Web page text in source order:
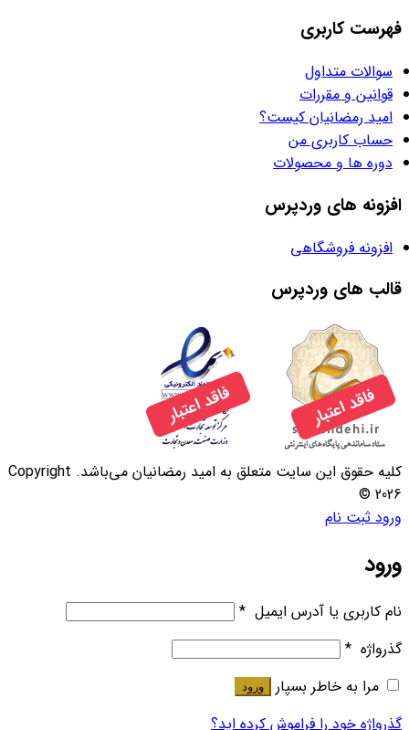
فهرست کاربری
سوالات متداول
قوانین و مقررات
امید رمضانیان کیست؟
حساب کاربری من
دوره ها و محصولات
افزونه های وردپرس
افزونه فروشگاهی
قالب های وردپرس
کلیه حقوق این سایت متعلق به امید رمضانیان می‌باشد. Copyright
© 2026
ورودثبت نام
ورود
نام کاربری یا آدرس ایمیل *
گذرواژه *
مرا به خاطر بسپار
ورود
گذرواژه خود را فراموش کرده اید؟